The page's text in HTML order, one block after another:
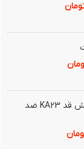
پد افزايش قد KA23 ضد